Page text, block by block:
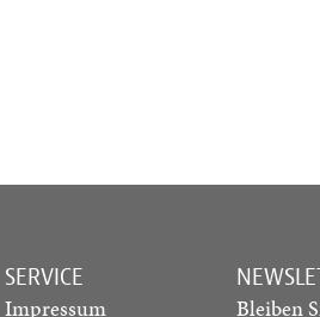
SERVICE
Impressum Bleiben